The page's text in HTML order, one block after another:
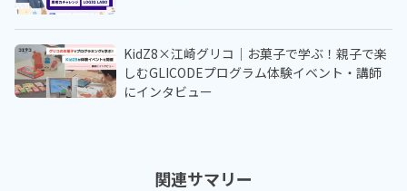
KidZ8×江崎グリコ｜お菓子で学ぶ！親子で楽
しむGLICODEプログラム体験イベント・講師
にインタビュー
関連サマリー